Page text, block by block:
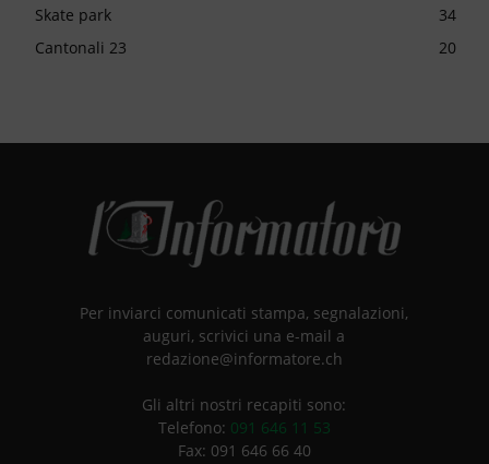
Skate park
34
Cantonali 23
20
Per inviarci comunicati stampa, segnalazioni,
auguri, scrivici una e-mail a
redazione@informatore.ch
Gli altri nostri recapiti sono:
Telefono: 091 646 11 53
Fax: 091 646 66 40